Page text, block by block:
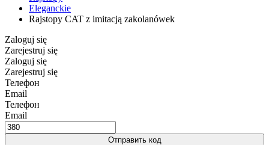
Eleganckie
Rajstopy CAT z imitacją zakolanówek
Zaloguj się
Zarejestruj się
Zaloguj się
Zarejestruj się
Телефон
Email
Телефон
Email
Отправить код